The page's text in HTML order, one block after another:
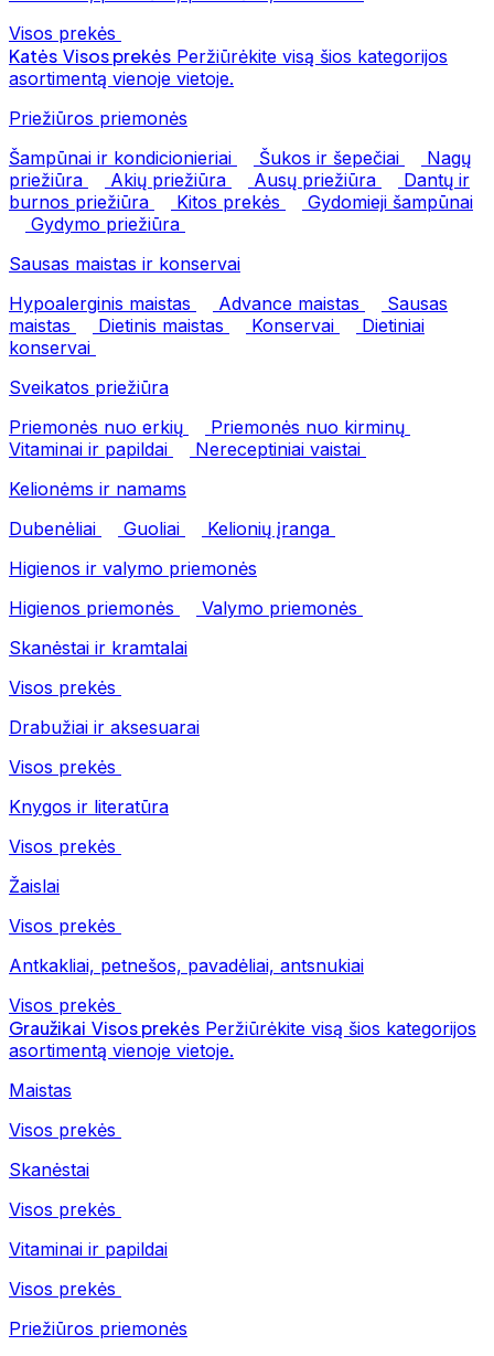
Visos prekės
Katės Visos prekės Peržiūrėkite visą šios kategorijos
asortimentą vienoje vietoje.
Priežiūros priemonės
Šampūnai ir kondicionieriai
Šukos ir šepečiai
Nagų
priežiūra
Akių priežiūra Ausų priežiūra
Dantų ir
burnos priežiūra
Kitos prekės
Gydomieji šampūnai
Gydymo priežiūra
Sausas maistas ir konservai
Hypoalerginis maistas
Advance maistas
Sausas
maistas
Dietinis maistas Konservai
Dietiniai
konservai
Sveikatos priežiūra
Priemonės nuo erkių
Priemonės nuo kirminų
Vitaminai ir papildai
Nereceptiniai vaistai
Kelionėms ir namams
Dubenėliai
Guoliai
Kelionių įranga
Higienos ir valymo priemonės
Higienos priemonės
Valymo priemonės
Skanėstai ir kramtalai
Visos prekės
Drabužiai ir aksesuarai
Visos prekės
Knygos ir literatūra
Visos prekės
Žaislai
Visos prekės
Antkakliai, petnešos, pavadėliai, antsnukiai
Visos prekės
Graužikai Visos prekės Peržiūrėkite visą šios kategorijos
asortimentą vienoje vietoje.
Maistas
Visos prekės
Skanėstai
Visos prekės
Vitaminai ir papildai
Visos prekės
Priežiūros priemonės